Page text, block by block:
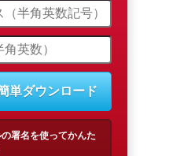
単ダウンロード
署名を使ってかんた